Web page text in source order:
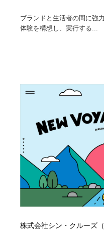
ブランドと生活者の間に強
体験を構想し、実行する...
株式会社シン・クルーズ